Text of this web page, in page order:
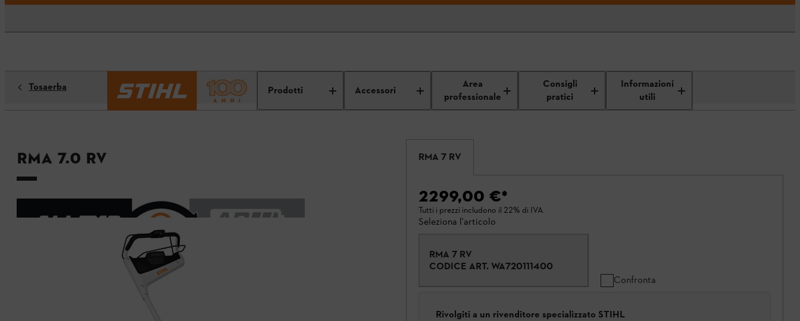
Prodotti Accessori
Area
professionale
Consigli
pratici
Informazioni
utili
Tosaerba
RMA 7.0 RV RMA 7 RV
2299,00 €*
Tutti i prezzi includono il 22% di IVA.
Seleziona l'articolo
RMA 7 RV
CODICE ART. WA720111400
Confronta
Rivolgiti a un rivenditore specializzato STIHL